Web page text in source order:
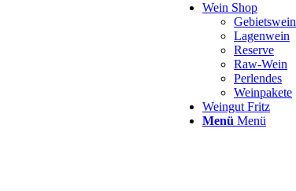
Wein Shop
Gebietswein
Lagenwein
Reserve
Raw-Wein
Perlendes
Weinpakete
Weingut Fritz
Menü Menü